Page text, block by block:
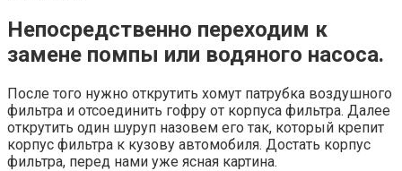
Непосредственно переходим к
замене помпы или водяного насоса.
После того нужно открутить хомут патрубка воздушного
фильтра и отсоединить гофру от корпуса фильтра. Далее
открутить один шуруп назовем его так, который крепит
корпус фильтра к кузову автомобиля. Достать корпус
фильтра, перед нами уже ясная картина.